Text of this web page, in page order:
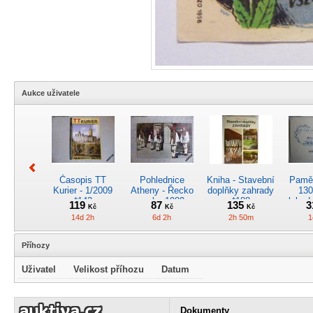
Aukce uživatele
Časopis TT
Kurier - 1/2009
*142
119Kč
14d 2h
Pohlednice
Atheny - Řecko
z roku 1989.
Nová nepoužitá
*5019
87 Kč
6d 2h
Kniha - Stavební
doplňky zahrady
*188
135 Kč
2h 50m
Pohlednice
kreslená -
Pánské kapesní
Pohlednice
motorového
Příhozy
Uživatel Velikost příhozu Datum
Dokumenty